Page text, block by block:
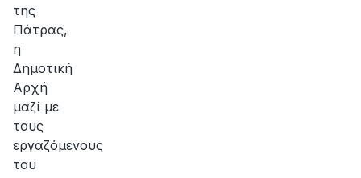
της
Πάτρας,
η
Δημοτική
Αρχή
μαζί με
τους
εργαζόμενους
του